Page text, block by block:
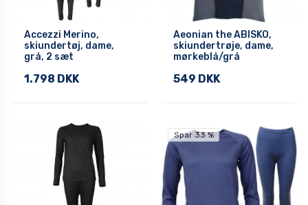
Accezzi Merino,
skiundertøj, dame,
grå, 2 sæt
1.798 DKK
Aeonian the ABISKO,
skiundertrøje, dame,
mørkeblå/grå
549 DKK
Spar 33 %